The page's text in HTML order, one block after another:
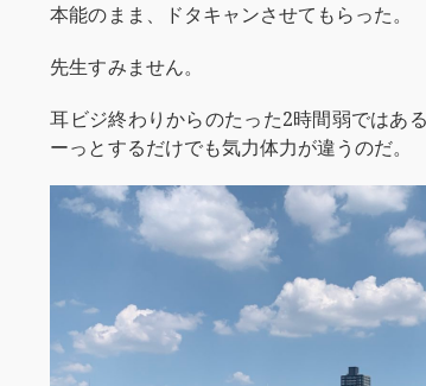
本能のまま、ドタキャンさせてもらった。
先生すみません。
耳ビジ終わりからのたった2時間弱ではあ
ーっとするだけでも気力体力が違うのだ。